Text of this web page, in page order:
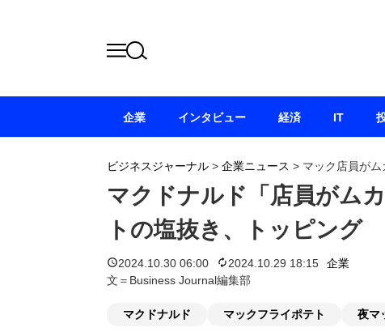
ビジネスジャーナル > 企業ニュース > マック店員が
マクドナルド「店員がム
トの塩抜き、トッピング
2024.10.30 06:00 2024.10.29 18:15
企業
文＝Business Journal編集部
マクドナルド マックフライポテト 夜マ
企業 インタビュー 経済 IT